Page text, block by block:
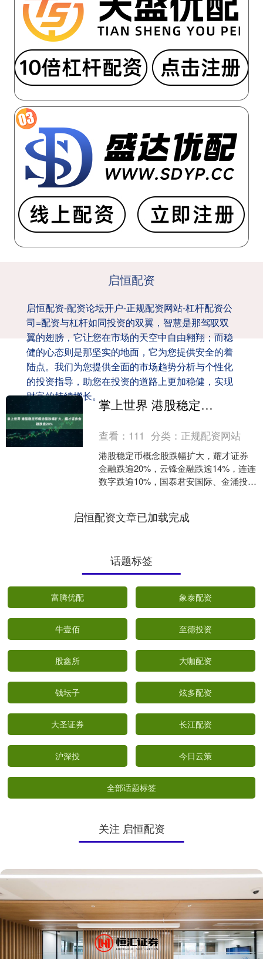
启恒配资
启恒配资-配资论坛开户-正规配资网站-杠杆配资公
司=配资与杠杆如同投资的双翼，智慧是那驾驭双
翼的翅膀，它让您在市场的天空中自由翱翔；而稳
健的心态则是那坚实的地面，它为您提供安全的着
陆点。我们为您提供全面的市场趋势分析与个性化
的投资指导，助您在投资的道路上更加稳健，实现
财富的持续增长。
掌上世界 港股稳定币概念股跌幅扩大，耀才证券金融跌逾20%
查看： 111 分类： 正规配资网站
港股稳定币概念股跌幅扩大，耀才证券
金融跌逾20%，云锋金融跌逾14%，连连
数字跌逾10%，国泰君安国际、金涌投资
启恒配资文章已加载完成
话题标签
富腾优配 象泰配资
牛壹佰 至德投资
股鑫所 大咖配资
钱坛子 炫多配资
大圣证券 长江配资
沪深投 今日云策
全部话题标签
关注 启恒配资